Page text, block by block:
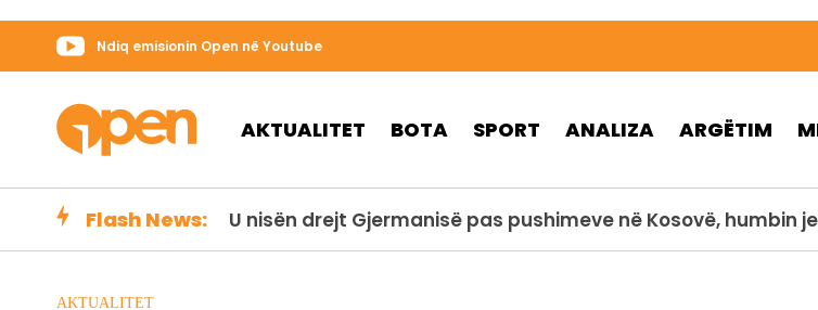
Ndiq emisionin Open në Youtube
AKTUALITET BOTA SPORT ANALIZA ARGËTIM
Flash News: U nisën drejt Gjermanisë pas pushimeve në Kosovë,
AKTUALITET